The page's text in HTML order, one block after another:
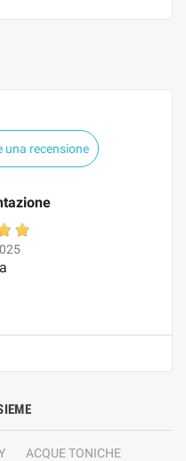
una recensione
ACQUE TONICHE